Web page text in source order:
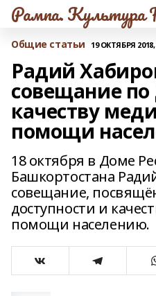
Рампа. Культура
Общие статьи 19 ОКТЯБРЯ 2018,
Радий
совещание по
качеству
помощи
18 октября в Доме
Башкортостана
совещание,
доступности и
помощи населению.